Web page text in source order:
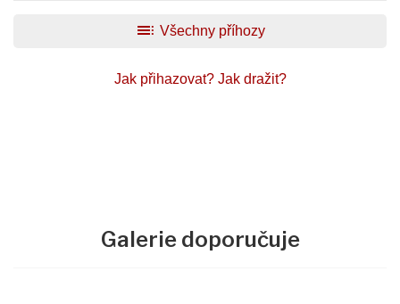
toc Všechny příhozy
Jak přihazovat? Jak dražit?
Galerie doporučuje